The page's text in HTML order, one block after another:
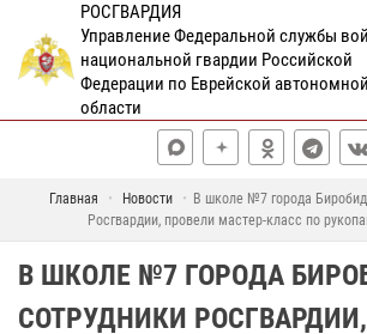
РОСГВАРДИЯ
Управление Федеральной службы
национальной гвардии Российской
Федерации по Еврейской автономной
области
Главная Новости
В школе №7 города
Росгвардии, провели мастер-класс по
В ШКОЛЕ №7 ГОРОДА
СОТРУДНИКИ